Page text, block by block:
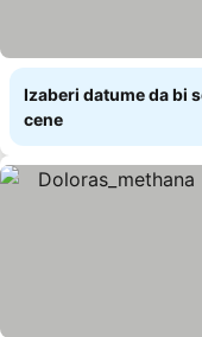
Izaberi datume da bi
cene